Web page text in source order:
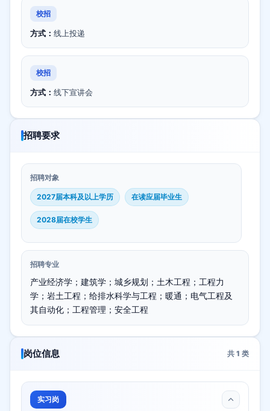
校招
方式： 线上投递
校招
方式： 线下宣讲会
招聘要求
招聘对象
2027届本科及以上学历 在读应届毕业生
2028届在校学生
招聘专业
产业经济学；建筑学；城乡规划；土木工程；工程力
学；岩土工程；给排水科学与工程；暖通；电气工程及
其自动化；工程管理；安全工程
岗位信息 共 1 类
实习岗